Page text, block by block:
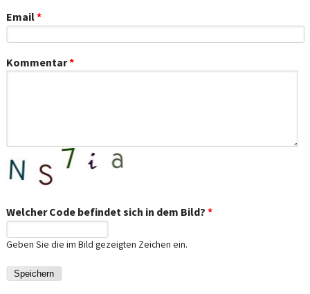
Email*
Kommentar*
Welcher Code befindet sich in dem Bild? *
Geben Sie die im Bild gezeigten Zeichen ein.